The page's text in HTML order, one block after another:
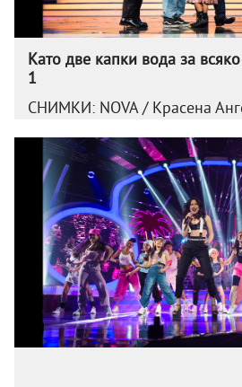
Като две капки вода за всяко
1
СНИМКИ: NOVA / Красена